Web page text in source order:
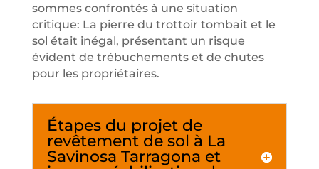
sommes confrontés à une situation
critique: La pierre du trottoir tombait et le
sol était inégal, présentant un risque
évident de trébuchements et de chutes
pour les propriétaires.
Étapes du projet de
revêtement de sol à La
Savinosa Tarragona et